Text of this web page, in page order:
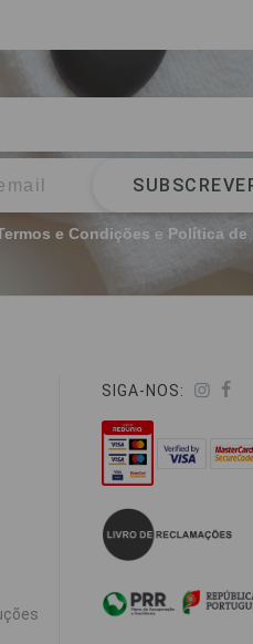
e Condições e Política de
SIGA-NOS: